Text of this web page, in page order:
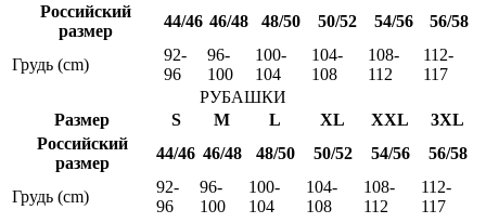
Российский
размер
44/46 46/48 48/50 50/52 54/56 56/58
Грудь (cm)
92-
96
96-
100
100-
104
104-
108
108-
112
112-
117
РУБАШКИ
Размер
S M L XL XXL
3XL
Российский
размер
44/46 46/48 48/50 50/52 54/56 56/58
Грудь (cm)
92-
96
96-
100
100-
104
104-
108
108-
112
112-
117